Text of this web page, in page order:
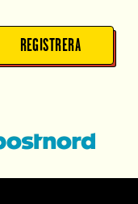
REGISTRERA